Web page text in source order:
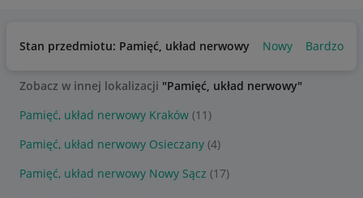
Stan przedmiotu: Pamięć, układ nerwowy Nowy Bardzo
Zobacz w innej lokalizacji "Pamięć, układ nerwowy"
Pamięć, układ nerwowy Kraków (11)
Pamięć, układ nerwowy Osieczany (4)
Pamięć, układ nerwowy Nowy Sącz (17)